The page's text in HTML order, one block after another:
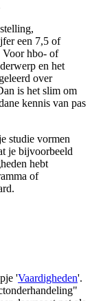
een 7,5 of
Voor hbo- of
en het
over
is het slim om
kennis van pas
studie vormen
je bijvoorbeeld
hebt
of
'Vaardigheden'.